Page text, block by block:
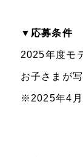
▼応募条件
2025年度モ
お子さまが
※2025年4月